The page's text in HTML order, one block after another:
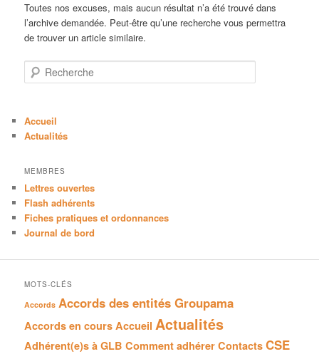
Toutes nos excuses, mais aucun résultat n’a été trouvé dans
l’archive demandée. Peut-être qu’une recherche vous permettra
de trouver un article similaire.
Recherche
Accueil
Actualités
MEMBRES
Lettres ouvertes
Flash adhérents
Fiches pratiques et ordonnances
Journal de bord
MOTS-CLÉS
Accords Accords des entités Groupama
Accords en cours Accueil Actualités
Adhérent(e)s à GLB Comment adhérer Contacts CSE